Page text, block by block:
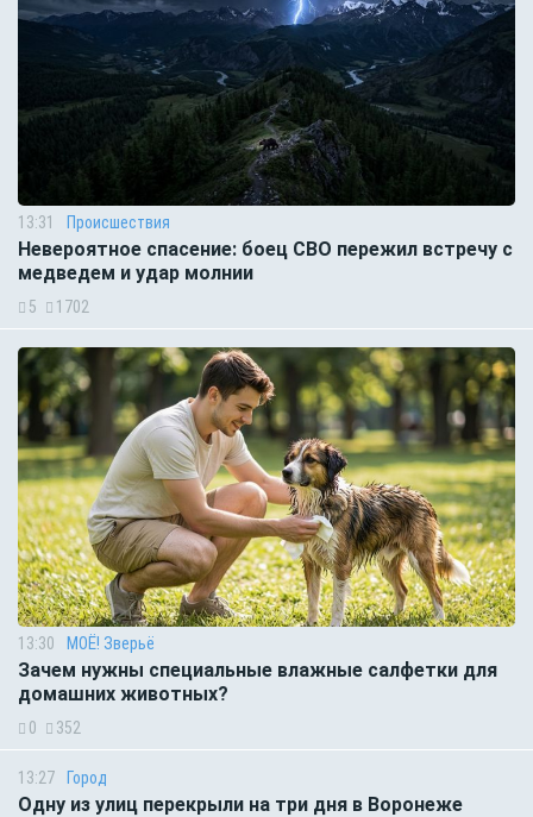
13:31 Происшествия
Невероятное спасение: боец СВО пережил встречу с
медведем и удар молнии
5 1702
13:30 МОЁ! Зверьё
Зачем нужны специальные влажные салфетки для
домашних животных?
0 352
13:27 Город
Одну из улиц перекрыли на три дня в Воронеже